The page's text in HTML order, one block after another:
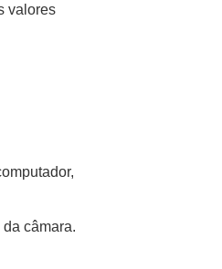
valores
câmara.